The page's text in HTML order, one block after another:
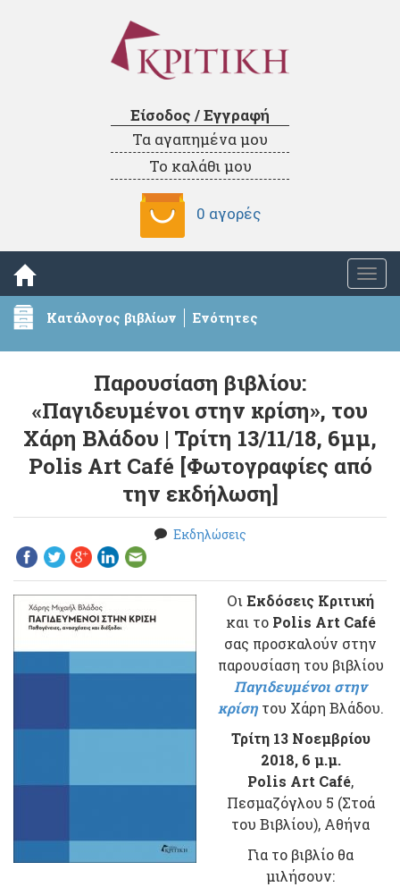
Είσοδος / Εγγραφή
Τα αγαπημένα μου
Το καλάθι μου
0 αγορές
Κατάλογος βιβλίων Ενότητες
Παρουσίαση βιβλίου:
«Παγιδευμένοι στην κρίση», του
Χάρη Βλάδου | Τρίτη 13/11/18, 6μμ,
Polis Art Café [Φωτογραφίες από
την εκδήλωση]
Εκδηλώσεις
ΟιΕκδόσεις Κριτική
και το Polis Art Café
σας προσκαλούν στην
παρουσίαση του βιβλίου
Παγιδευμένοι στην
κρίσητου Χάρη Βλάδου.
Τρίτη 13 Νοεμβρίου
2018, 6 μ.μ.
Polis Art Café,
Πεσμαζόγλου 5 (Στοά
του Βιβλίου), Αθήνα
Για το βιβλίο θα
μιλήσουν: